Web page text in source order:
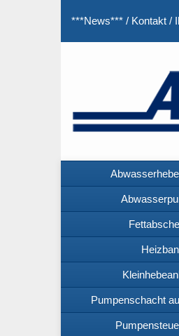
***News*** / Kontakt /
Pumpenschacht